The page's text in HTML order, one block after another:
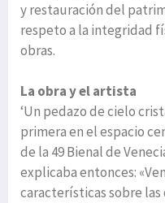
y restauración del
respeto a la integridad
obras.
La obra y el artista
‘Un pedazo de cielo
primera en el espacio
de la 49 Bienal de
explicaba entonces:
características sobre